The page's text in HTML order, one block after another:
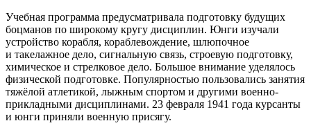
Учебная программа предусматривала подготовку будущих
боцманов по широкому кругу дисциплин. Юнги изучали
устройство корабля, кораблевождение, шлюпочное
и такелажное дело, сигнальную связь, строевую подготовку,
химическое и стрелковое дело. Большое внимание уделялось
физической подготовке. Популярностью пользовались занятия
тяжёлой атлетикой, лыжным спортом и другими военно-
прикладными дисциплинами. 23 февраля 1941 года курсанты
и юнги приняли военную присягу.